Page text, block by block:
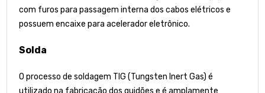
com furos para passagem interna dos cabos elétricos e
possuem encaixe para acelerador eletrônico.
Solda
O processo de soldagem TIG (Tungsten Inert Gas) é
utilizado na fabricação dos guidões e é amplamente